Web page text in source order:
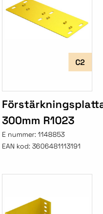
C2
300mm R1023
E nummer: 1148853
EAN kod: 3606481113191